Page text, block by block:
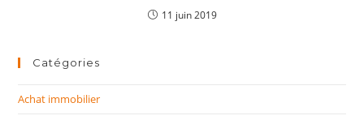
11 juin 2019
Catégories
Achat immobilier